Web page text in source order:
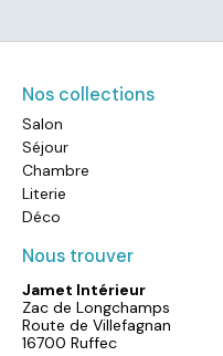
Nos collections
Salon
Séjour
Chambre
Literie
Déco
Nous trouver
Jamet Intérieur
Zac de Longchamps
Route de Villefagnan
16700 Ruffec